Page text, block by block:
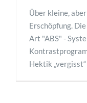
Über kleine,
Erschöpfung.
Art "ABS" -
Hektik